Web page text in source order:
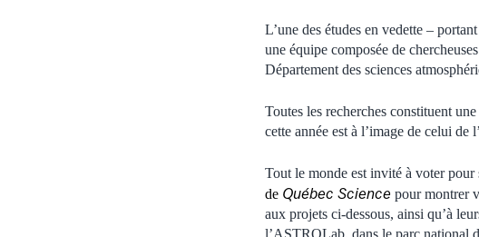
L’une des études en vedette –
une équipe composée de
Département des sciences
Toutes les recherches constituent
cette année est à l’image de celui de l’
Tout le monde est invité à voter
de Québec Science pour montrer
aux projets ci-dessous, ainsi qu’à
l’ASTROLab, dans le parc national